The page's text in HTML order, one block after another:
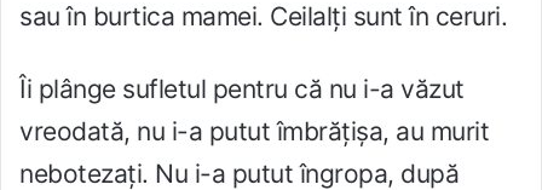
sau în burtica mamei. Ceilalți sunt în ceruri.
Îi plânge sufletul pentru că nu i-a văzut
vreodată, nu i-a putut îmbrățișa, au murit
nebotezați. Nu i-a putut îngropa, după